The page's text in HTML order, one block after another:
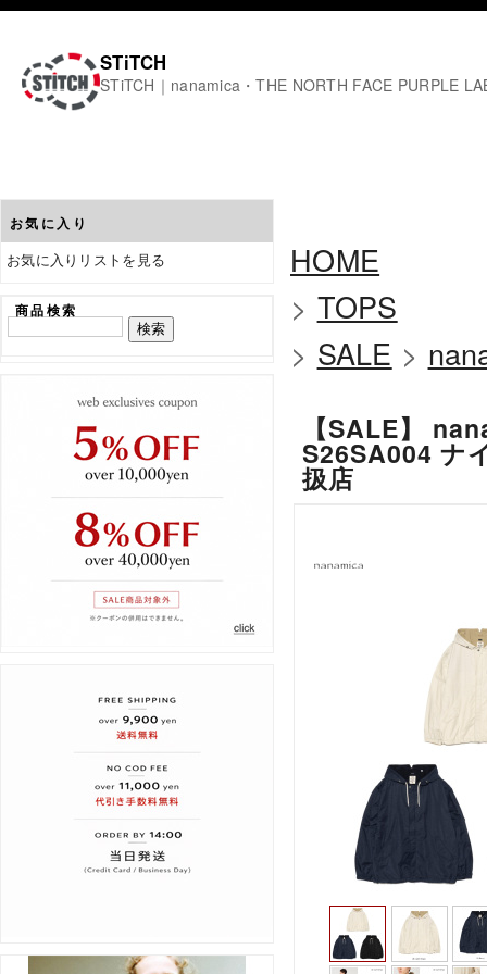
STiTCH
STiTCH｜nanamica・THE NORTH FACE PURPLE
お気に入り
お気に入りリストを見る
商品検索
HOME
> TOPS
> SALE >
【SALE】
S26SA004 ナ
扱店